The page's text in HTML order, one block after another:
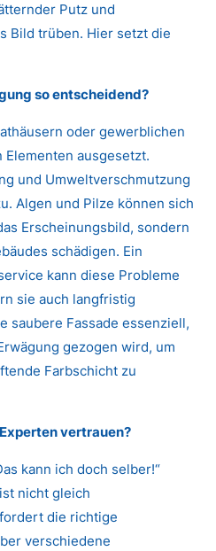
Putz und
Bild trüben. Hier setzt die
so entscheidend?
oder gewerblichen
Elementen ausgesetzt.
und Umweltverschmutzung
Algen und Pilze können sich
Erscheinungsbild, sondern
schädigen. Ein
kann diese Probleme
sie auch langfristig
saubere Fassade essenziell,
gezogen wird, um
Farbschicht zu
vertrauen?
kann ich doch selber!“
nicht gleich
die richtige
verschiedene